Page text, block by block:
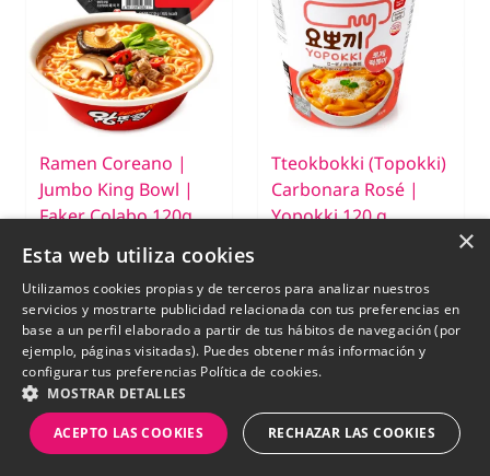
Ramen Coreano |
Jumbo King Bowl |
Faker Colabo 120g.
€ 4,45
Tteokbokki (Topokki)
Carbonara Rosé |
Yopokki 120 g
New New
×
Esta web utiliza cookies
Utilizamos cookies propias y de terceros para analizar nuestros
servicios y mostrarte publicidad relacionada con tus preferencias en
base a un perfil elaborado a partir de tus hábitos de navegación (por
ejemplo, páginas visitadas). Puedes obtener más información y
configurar tus preferencias Política de cookies.
MOSTRAR DETALLES
ACEPTO LAS COOKIES RECHAZAR LAS COOKIES